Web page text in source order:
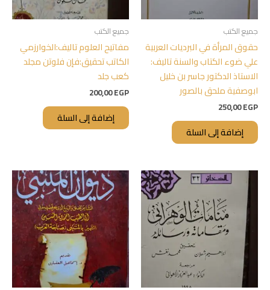
جميع الكتب
حقوق المرأة في البرديات العربية
علي ضوء الكتاب والسنة تاليف:
الاستاذ الدكتور جاسر بن خليل
ابوصفية ملحق بالصور
250,00EGP
إضافة إلى السلة
جميع الكتب
مفاتيح العلوم تاليف:الخوارزمي
الكاتب تحقيق:فإن فلوتن مجلد
كعب جلد
200,00EGP
إضافة إلى السلة